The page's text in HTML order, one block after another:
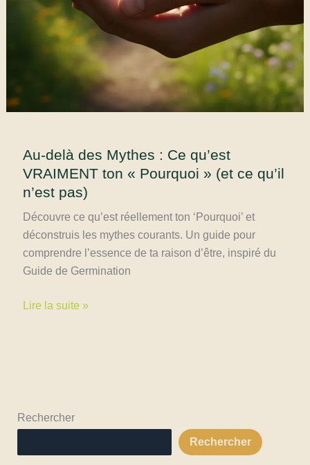
Au-delà des Mythes : Ce qu’est
VRAIMENT ton « Pourquoi » (et ce qu’il
n’est pas)
Découvre ce qu’est réellement ton ‘Pourquoi’ et
déconstruis les mythes courants. Un guide pour
comprendre l’essence de ta raison d’être, inspiré du
Guide de Germination
Au-
qu’est
VRAIMENT
Lire la suite »
Rechercher
Rechercher